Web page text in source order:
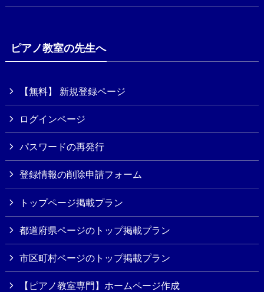
ピアノ教室の先生へ
【無料】 新規登録ページ
ログインページ
パスワードの再発行
登録情報の削除申請フォーム
トップページ掲載プラン
都道府県ページのトップ掲載プラン
市区町村ページのトップ掲載プラン
【ピアノ教室専門】ホームページ作成